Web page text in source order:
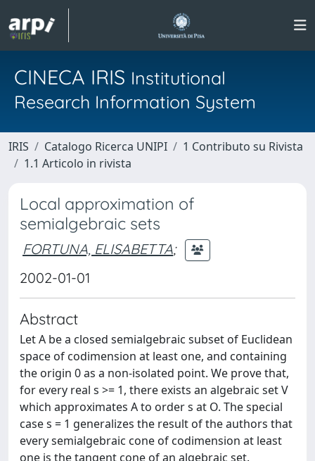
CINECA IRIS Institutional
Research Information System
IRIS Catalogo Ricerca UNIPI
1 Contributo su Rivista
1.1 Articolo in rivista
Local approximation of
semialgebraic sets
FORTUNA, ELISABETTA;
2002-01-01
Abstract
Let A be a closed semialgebraic subset of Euclidean
space of codimension at least one, and containing
the origin 0 as a non-isolated point. We prove that,
for every real s >= 1, there exists an algebraic set V
which approximates A to order s at O. The special
case s = 1 generalizes the result of the authors that
every semialgebraic cone of codimension at least
one is the tangent cone of an algebraic set.